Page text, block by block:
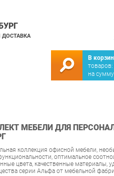
ДОСТАВКА
В
товаров:
на
МЕБЕЛИ ДЛЯ
коллекция офисной мебели,
оптимальное
цвета, качественные материалы,
серии Альфа от мебельной